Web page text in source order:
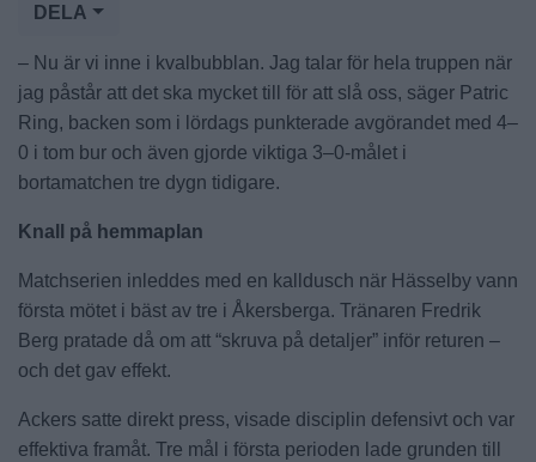
DELA
– Nu är vi inne i kvalbubblan. Jag talar för hela truppen när
jag påstår att det ska mycket till för att slå oss, säger Patric
Ring, backen som i lördags punkterade avgörandet med 4–
0 i tom bur och även gjorde viktiga 3–0-målet i
bortamatchen tre dygn tidigare.
Knall på hemmaplan
Matchserien inleddes med en kalldusch när Hässelby vann
första mötet i bäst av tre i Åkersberga. Tränaren Fredrik
Berg pratade då om att “skruva på detaljer” inför returen –
och det gav effekt.
Ackers satte direkt press, visade disciplin defensivt och var
effektiva framåt. Tre mål i första perioden lade grunden till